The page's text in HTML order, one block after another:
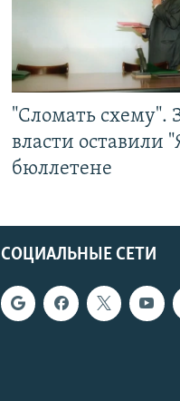
"Сломать схему".
власти оставили
бюллетене
СОЦИАЛЬНЫЕ СЕТИ